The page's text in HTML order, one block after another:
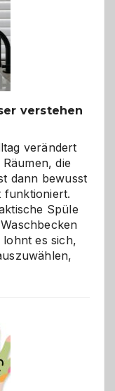
verstehen
verändert
die
dann bewusst
funktioniert.
Spüle
es sich,